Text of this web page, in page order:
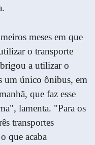
meses em que
o transporte
a utilizar o
um único ônibus, em
que faz esse
lamenta. "Para os
transportes
que acaba